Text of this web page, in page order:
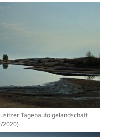
Tagebaufolgelandschaft
2020)